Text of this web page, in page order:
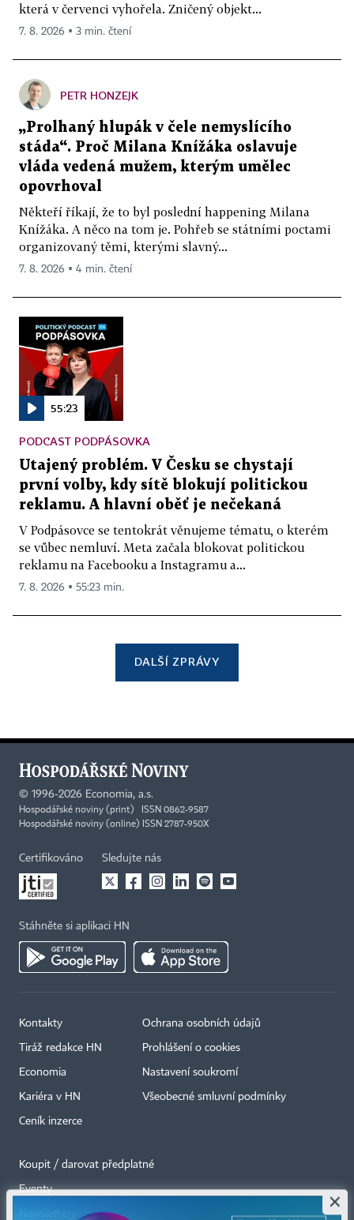
která v červenci vyhořela. Zničený objekt...
7. 8. 2026 ▪ 3 min. čtení
PETR HONZEJK
„Prolhaný hlupák v čele nemyslícího
stáda“. Proč Milana Knížáka oslavuje
vláda vedená mužem, kterým umělec
opovrhoval
Někteří říkají, že to byl poslední happening Milana
Knížáka. A něco na tom je. Pohřeb se státními poctami
organizovaný těmi, kterými slavný...
7. 8. 2026 ▪ 4 min. čtení
55:23
PODCAST PODPÁSOVKA
Utajený problém. V Česku se chystají
první volby, kdy sítě blokují politickou
reklamu. A hlavní oběť je nečekaná
V Podpásovce se tentokrát věnujeme tématu, o kterém
se vůbec nemluví. Meta začala blokovat politickou
reklamu na Facebooku a Instagramu a...
7. 8. 2026 ▪ 55:23 min.
DALŠÍ ZPRÁVY
© 1996-2026 Economia, a.s.
Hospodářské noviny (print) ISSN 0862-9587
Hospodářské noviny (online) ISSN 2787-950X
Certifikováno Sledujte nás
Stáhněte si aplikaci HN
Kontakty
Tiráž redakce HN
Economia
Kariéra v HN
Ceník inzerce
Ochrana osobních údajů
Prohlášení o cookies
Nastavení soukromí
Všeobecné smluvní podmínky
Koupit / darovat předplatné
Eventy ×